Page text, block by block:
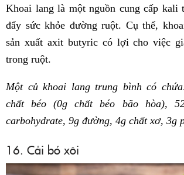
Khoai lang là một nguồn cung cấp kali
đẩy sức khỏe đường ruột. Cụ thể,
sản xuất axit butyric có lợi cho việc
trong ruột.
Một củ khoai lang trung bình có
chất béo (0g chất béo bão hòa),
carbohydrate, 9g đường, 4g chất xơ, 3g
16. Cải bó xôi